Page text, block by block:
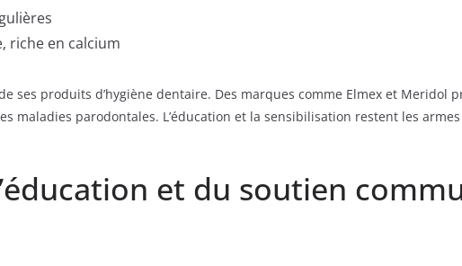
riche en calcium
ses produits d’hygiène dentaire. Des marques comme Elmex et
maladies parodontales. L’éducation et la sensibilisation restent les
et du soutien